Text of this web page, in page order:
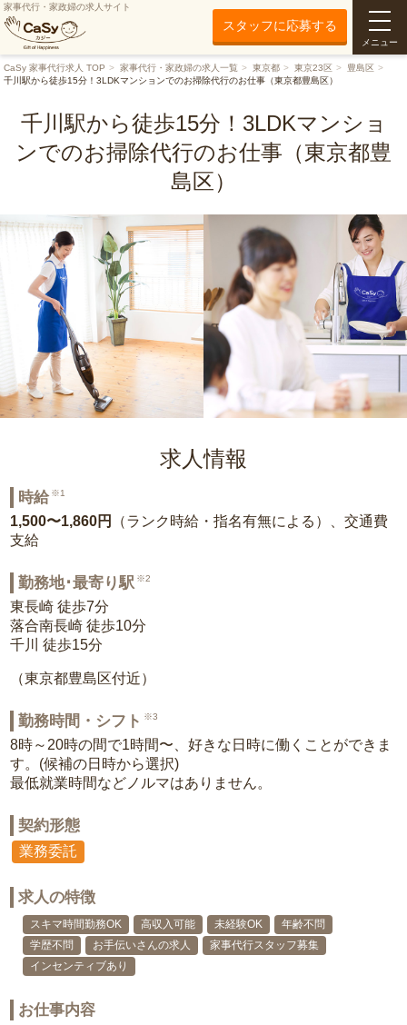
家事代行・家政婦の求人サイト
スタッフに応募する
メニュー
CaSy 家事代行求人 TOP 家事代行・家政婦の求人一覧 東京都 東京23区
豊島区
千川駅から徒歩15分！3LDKマンションでのお掃除代行のお仕事（東京都豊島区）
千川駅から徒歩15分！3LDKマンショ
ンでのお掃除代行のお仕事（東京都豊
島区）
求人情報
時給 ※1
1,500〜1,860円
（ランク時給・指名有無による）、交通費
支給
勤務地･最寄り駅 ※2
東長崎 徒歩7分
落合南長崎 徒歩10分
千川 徒歩15分
（東京都豊島区付近）
勤務時間・シフト ※3
8時～20時の間で1時間〜、好きな日時に働くことができま
す。(候補の日時から選択)
最低就業時間などノルマはありません。
契約形態
業務委託
求人の特徴
スキマ時間勤務OK 高収入可能 未経験OK
年齢不問
学歴不問
お手伝いさんの求人
家事代行スタッフ募集
インセンティブあり
お仕事内容